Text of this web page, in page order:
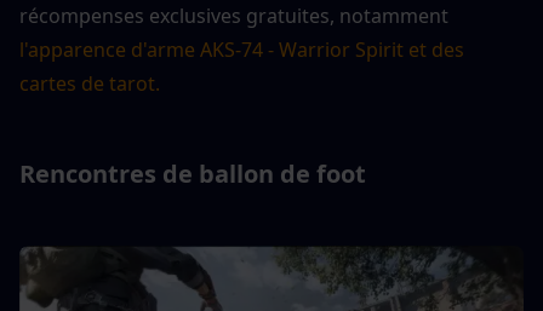
récompenses exclusives gratuites, notamment
l'apparence d'arme AKS-74 - Warrior Spirit et des
cartes de tarot.
Rencontres de ballon de foot